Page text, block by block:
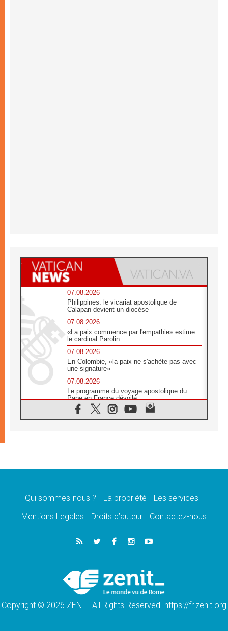
07.08.2026
Philippines: le vicariat apostolique de
Calapan devient un diocèse
07.08.2026
«La paix commence par l'empathie» estime
le cardinal Parolin
07.08.2026
En Colombie, «la paix ne s'achète pas avec
une signature»
07.08.2026
Le programme du voyage apostolique du
Pape en France dévoilé
07.08.2026
1ère Conférence continentale sur l'éducation
07.08.2026
07.08.2026
lancement des «dix jours de prière pour la
06.08.2026
Préparatifs des JMJ 2027 à Séoul: «c'est
Chrétiens et confucéens: respect et sagesse
pour relever les «défis urgents»
Qui sommes-nous ? La propriété
Les services
Mentions Legales
Droits d’auteur Contactez-nous
Copyright © 2026 ZENIT. All Rights Reserved. https://fr.zenit.org